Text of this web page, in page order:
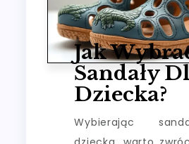
Jak
Sandały
Dziecka?
Wybierając